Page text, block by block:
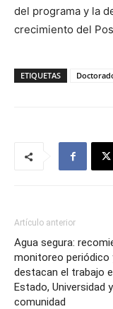
del programa y la
crecimiento del
ETIQUETAS
Artículo anterior
Agua segura:
monitoreo periódico
destacan el trabajo
Estado, Universidad y
comunidad